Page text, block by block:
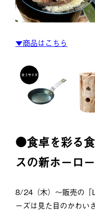
▼商品はこちら
●食卓を彩る
スの新ホーロ
8/24（木）〜販売の「
ーズは見た目のかわい